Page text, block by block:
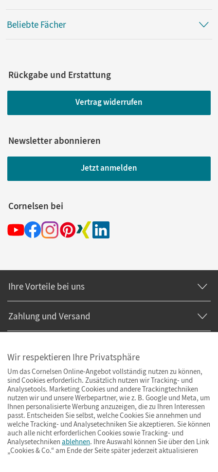
Beliebte Fächer
Rückgabe und Erstattung
Vertrag widerrufen
Newsletter abonnieren
Jetzt anmelden
Cornelsen bei
Ihre Vorteile bei uns
Zahlung und Versand
ImpressumAGBDatenschutzBarrierefreiheitCookies & Co.
Wir respektieren Ihre Privatsphäre
Um das Cornelsen Online-Angebot vollständig nutzen zu können,
sind Cookies erforderlich. Zusätzlich nutzen wir Tracking- und
Analysetools. Marketing Cookies und andere Trackingtechniken
nutzen wir und unsere Werbepartner, wie z. B. Google und Meta, um
Ihnen personalisierte Werbung anzuzeigen, die zu Ihren Interessen
passt. Entscheiden Sie selbst, welche Cookies Sie annehmen und
welche Tracking- und Analysetechniken Sie akzeptieren. Sie können
auch alle nicht erforderlichen Cookies sowie Tracking- und
Analysetechniken ablehnen. Ihre Auswahl können Sie über den Link
„Cookies & Co.“ am Ende der Seite später jederzeit aktualisieren